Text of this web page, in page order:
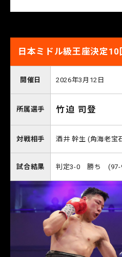
日本ミドル級王座決定10
開催日 2026年3月12日
所属選手 竹迫 司登
対戦相手 酒井 幹生 (角海老宝
試合結果 判定3-0 勝ち (97-